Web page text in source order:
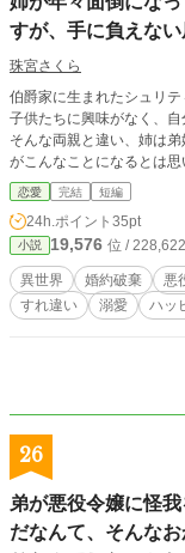
すが、手に負えな
珠宮さくら
伯爵家に生まれたシュリ
子供たちに興味がなく、
そんな両親と違い、姉は
がこんなことになるとは思
恋愛 完結 短編
24h.ポイント 35pt
小説 19,576 位 /
異世界 婚約破棄 悪
すれ違い
溺愛 ハッ
26
弟が悪役令嬢に怪
だなんて、そんな